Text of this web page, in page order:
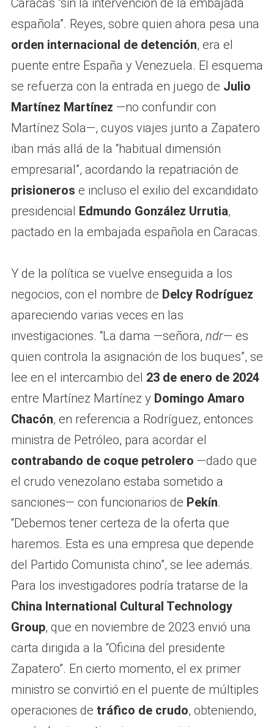
española”. Reyes, sobre quien ahora pesa una
orden internacional de detención, era el
puente entre España y Venezuela. El esquema
se refuerza con la entrada en juego de Julio
Martínez Martínez —no confundir con
Martínez Sola—, cuyos viajes junto a Zapatero
iban más allá de la “habitual dimensión
empresarial”, acordando la repatriación de
prisioneros e incluso el exilio del excandidato
presidencial Edmundo González Urrutia,
pactado en la embajada española en Caracas.
Y de la política se vuelve enseguida a los
negocios, con el nombre de Delcy Rodríguez
apareciendo varias veces en las
investigaciones. “La dama —señora, ndr— es
quien controla la asignación de los buques”, se
lee en el intercambio del 23 de enero de 2024
entre Martínez Martínez y Domingo Amaro
Chacón, en referencia a Rodríguez, entonces
ministra de Petróleo, para acordar el
contrabando de coque petrolero —dado que
el crudo venezolano estaba sometido a
sanciones— con funcionarios de Pekín.
“Debemos tener certeza de la oferta que
haremos. Esta es una empresa que depende
del Partido Comunista chino”, se lee además.
Para los investigadores podría tratarse de la
China International Cultural Technology
Group, que en noviembre de 2023 envió una
carta dirigida a la “Oficina del presidente
Zapatero”. En cierto momento, el ex primer
ministro se convirtió en el puente de múltiples
operaciones de tráfico de crudo, obteniendo,